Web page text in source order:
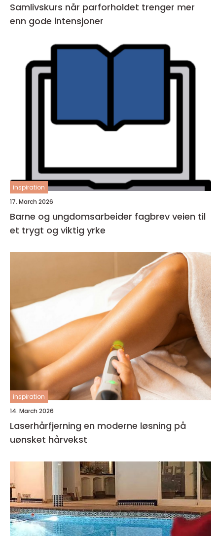
Samlivskurs når parforholdet trenger mer
enn gode intensjoner
inspiration
17. March 2026
Barne og ungdomsarbeider fagbrev veien til
et trygt og viktig yrke
inspiration
14. March 2026
Laserhårfjerning en moderne løsning på
uønsket hårvekst